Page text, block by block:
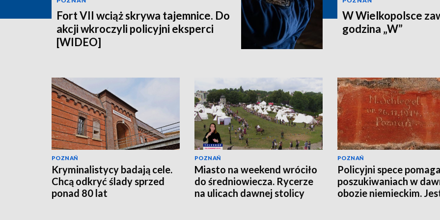
Fort VII wciąż skrywa tajemnice. Do
akcji wkroczyli policyjni eksperci
[WIDEO]
W Wielkopolsce
godzina „W”
POZNAŃ
Kryminalistycy badają cele.
Chcą odkryć ślady sprzed
ponad 80 lat
POZNAŃ
Miasto na weekend wróciło
do średniowiecza. Rycerze
na ulicach dawnej stolicy
POZNAŃ
Policyjni spece
poszukiwaniach w
obozie niemieckim.